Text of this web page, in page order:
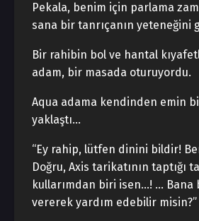
Pekala, benim için parlama
sana bir tanrıçanın yeteneğini
Bir rahibin bol ve hantal
adam, bir masada oturuyordu.
Aqua adama kendinden emin
yaklaştı…
“Ey rahip, lütfen dinini bildir!
Doğru, Axis tarikatının taptığı
kullarımdan biri isen…! … Bana
vererek yardım edebilir misin?”